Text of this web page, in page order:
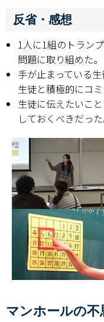
反省・感想
1人に1組のトラン
問題に取り組めた。
手が止まっている
生徒と積極的にコ
生徒に伝えたいこ
しておくべきだった
マンホールの不